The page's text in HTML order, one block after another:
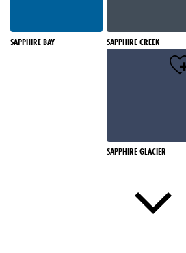
SAPPHIRE BAY SAPPHIRE CREEK
SAPPHIRE GLACIER